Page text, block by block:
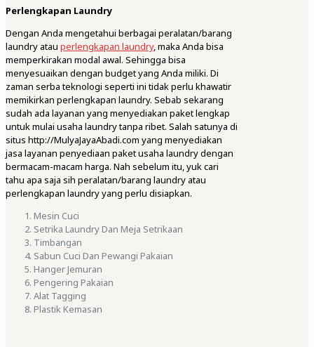
Perlengkapan Laundry
Dengan Anda mengetahui berbagai peralatan/barang
laundry atau perlengkapan laundry, maka Anda bisa
memperkirakan modal awal. Sehingga bisa
menyesuaikan dengan budget yang Anda miliki. Di
zaman serba teknologi seperti ini tidak perlu khawatir
memikirkan perlengkapan laundry. Sebab sekarang
sudah ada layanan yang menyediakan paket lengkap
untuk mulai usaha laundry tanpa ribet. Salah satunya di
situs http://MulyaJayaAbadi.com yang menyediakan
jasa layanan penyediaan paket usaha laundry dengan
bermacam-macam harga. Nah sebelum itu, yuk cari
tahu apa saja sih peralatan/barang laundry atau
perlengkapan laundry yang perlu disiapkan.
Mesin Cuci
Setrika Laundry Dan Meja Setrikaan
Timbangan
Sabun Cuci Dan Pewangi Pakaian
Hanger Jemuran
Pengering Pakaian
Alat Tagging
Plastik Kemasan